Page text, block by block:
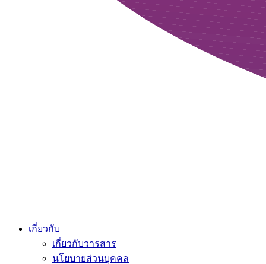
เกี่ยวกับ
เกี่ยวกับวารสาร
นโยบายส่วนบุคคล